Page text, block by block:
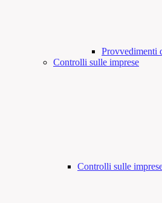
Provvedimenti
Controlli sulle imprese
Controlli sulle